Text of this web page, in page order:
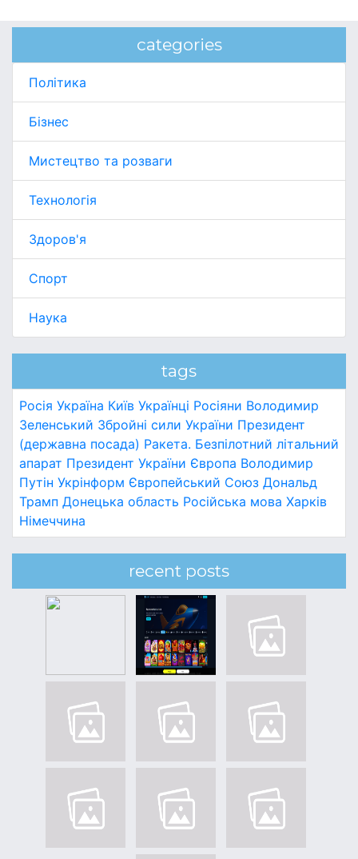
categories
Політика
Бізнес
Мистецтво та розваги
Технологія
Здоров'я
Спорт
Наука
tags
Росія Україна Київ Українці Росіяни Володимир
Зеленський Збройні сили України Президент
(державна посада) Ракета. Безпілотний літальний
апарат Президент України Європа Володимир
Путін Укрінформ Європейський Союз Дональд
Трамп Донецька область Російська мова Харків
Німеччина
recent posts